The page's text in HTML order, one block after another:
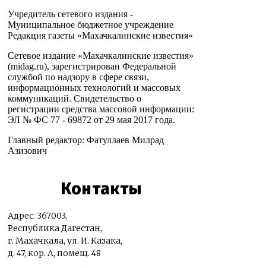
Учредитель сетевого издания -
Муниципальное бюджетное учреждение
Редакция газеты «Махачкалинские известия»
Сетевое издание «Махачкалинские известия»
(midag.ru), зарегистрирован Федеральной
службой по надзору в сфере связи,
информационных технологий и массовых
коммуникаций. Свидетельство о
регистрации средства массовой информации:
ЭЛ № ФС 77 - 69872 от 29 мая 2017 года.
Главный редактор: Фатуллаев Милрад
Азизович
Контакты
Адрес: 367003,
Республика Дагестан,
г. Махачкала, ул. И. Казака,
д. 47, кор. А, помещ. 48